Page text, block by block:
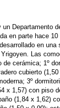
Departamento
en parte hace
en una
Las
cerámica; 1º
cubierto
3º
x 1,57) con piso
(1,84 x 1,62)